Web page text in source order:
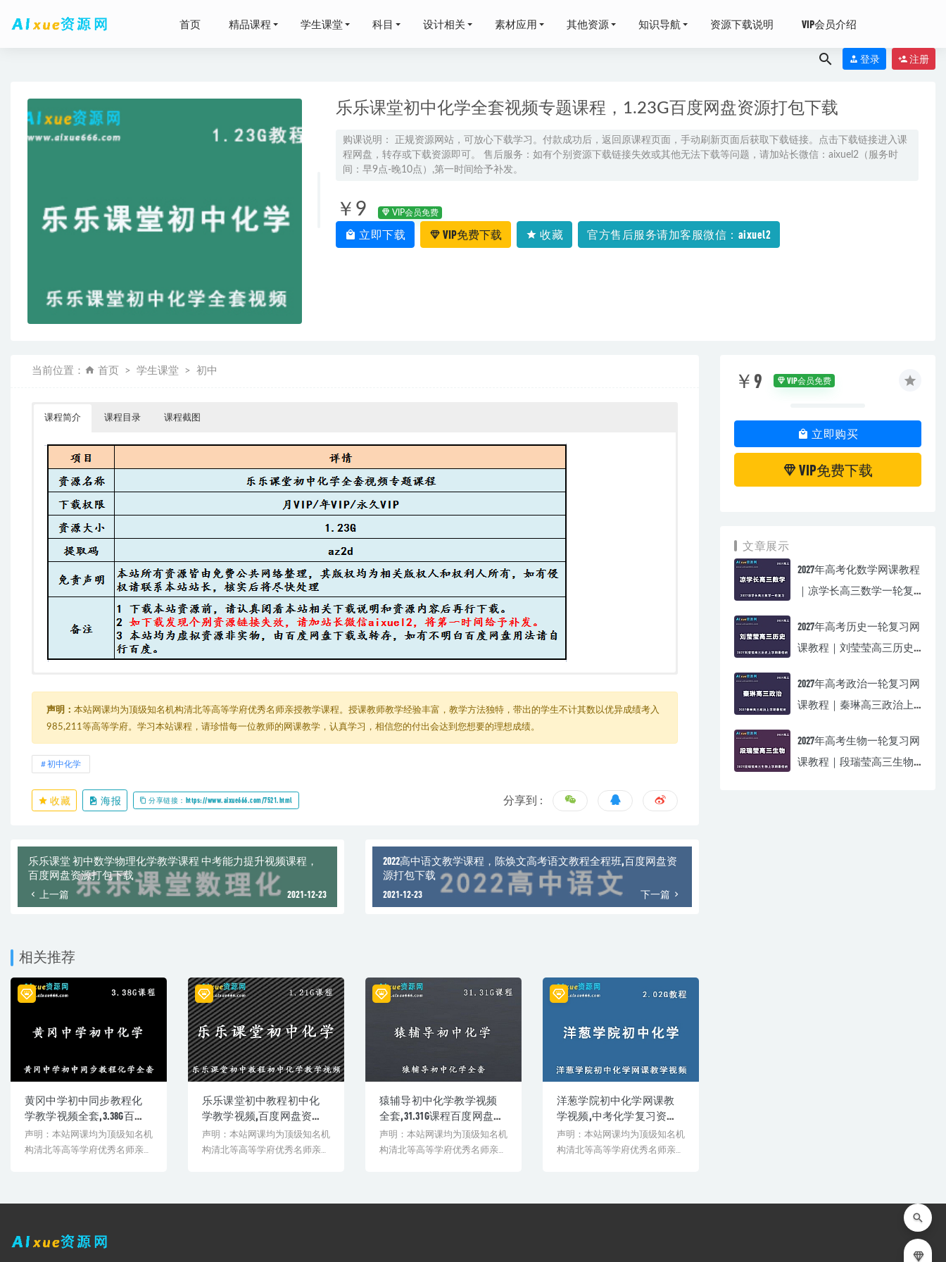
首页 精品课程 学生课堂 科目 设计相关 素材应用 其他资源 知识导航 资源下载说明 VIP会员介绍
登录 注册
乐乐课堂初中化学全套视频专题课程，1.23G百度网盘资源打包下载
购课说明： 正规资源网站，可放心下载学习。付款成功后，返回原课程页面，手动刷新页面后获取下载链接。点击下载链接进入课
程网盘，转存或下载资源即可。 售后服务：如有个别资源下载链接失效或其他无法下载等问题，请加站长微信：aixuel2（服务时
间：早9点-晚10点）,第一时间给予补发。
￥9 VIP会员免费
立即下载 VIP免费下载 收藏 官方售后服务请加客服微信：aixuel2
当前位置： 首页 学生课堂 初中
课程简介 课程目录 课程截图
├─ 01. 化学使世界变得更加绚丽多彩
│ ├─ 1. 什么是化学.mp4
│ ├─
│ │ └─
│ └─
├─ 02. 走进化学世界
│ ├─ 10. 连接仪器装置.mp4
│ ├─ 11. 玻璃仪器洗干净的标准.mp4
│ ├─ 5. 简单仪器.mp4
│ ├─ 6. 药品的取用.mp4
│ ├─ 7. 天平的使用.mp4
│ ├─ 8. 量筒的使用.mp4
│ └─
│ ├─ 1. 空气中氧气含量的测定实验.mp4
│ ├─ 2. 空气成分.mp4
│ ├─ 4. 空气中氮气和稀有气体的用途.mp4
│ ├─ 5. 空气污染及防治.mp4
│ │ └─
│ └─
├─ 04. 氧气
│ ├─ 1. 氧气的物理性质.mp4
│ ├─ 10. 氧气的收集、验满与检验.mp4
│ ├─ 11. 气体制取装置的选择.mp4
│ ├─ 12. 催化剂.mp4
│ ├─ 6. 氧化反应.mp4
声明： 本站网课均为顶级知名机构清北等高等学府优秀名师亲授教学课程。授课教师教学经验丰富，教学方法独特，带出的学生不计其数以优异成绩考入
985,211等高等学府。学习本站课程，请珍惜每一位教师的网课教学，认真学习，相信您的付出会达到您想要的理想成绩。
初中化学
收藏 海报 分享链接：https://www.aixue666.com/7521.html 分享到 :
乐乐课堂 初中数学物理化学教学课程 中考能力提升视频课程，
百度网盘资源打包下载
上一篇 2021-12-23
2022高中语文教学课程，陈焕文高考语文教程全程班,百度网盘资
源打包下载
2021-12-23 下一篇
相关推荐
黄冈中学初中同步教程化
学教学视频全套,3.38G百度
网盘资源打包下载
声明：本站网课均为顶级知名机
构清北等高等学府优秀名师亲授
乐乐课堂初中教程初中化
学教学视频,百度网盘资源
打包下载
声明：本站网课均为顶级知名机
构清北等高等学府优秀名师亲授
猿辅导初中化学教学视频
全套,31.31G课程百度网盘资
源打包下载
声明：本站网课均为顶级知名机
构清北等高等学府优秀名师亲授
洋葱学院初中化学网课教
学视频,中考化学复习资
料，2.02G学习资料百度网盘
资源打包下载
声明：本站网课均为顶级知名机
构清北等高等学府优秀名师亲授
￥9 VIP会员免费
立即购买
VIP免费下载
文章展示
2027年高考化数学网课教程
｜凉学长高三数学一轮复
2027年高考历史一轮复习网
课教程｜刘莹莹高三历史
2027年高考政治一轮复习网
课教程｜秦琳高三政治上
2027年高考生物一轮复习网
课教程｜段瑞莹高三生物
高中政治网课学习资料下载猿辅导22年刘佳斌高三政治新课改教学课程 2022-10-25
2024聂宁高三英语a+班暑假班24年高考英语一轮复习教程 2023-06-29
2026年李博恩高三英语a+一轮复习暑假班 2025-07-20